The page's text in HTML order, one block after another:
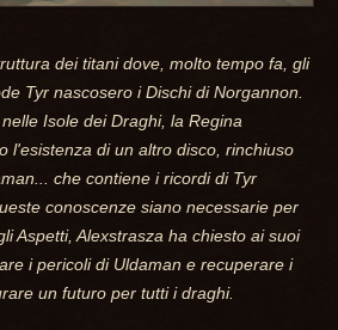
dei titani dove, molto tempo fa, gli
Tyr nascosero i Dischi di Norgannon.
Isole dei Draghi, la Regina
l'esistenza di un altro disco, rinchiuso
che contiene i ricordi di Tyr
conoscenze siano necessarie per
Aspetti, Alexstrasza ha chiesto ai suoi
i pericoli di Uldaman e recuperare i
un futuro per tutti i draghi.